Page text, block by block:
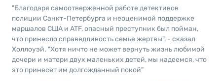
"Благодаря самоотверженной работе детективов
полиции Санкт-Петербурга и неоценимой поддержке
маршалов США и ATF, опасный преступник был пойман,
что принесло справедливость семье жертвы", - сказал
Холлоуэй. "Хотя ничто не может вернуть жизнь любимой
дочери и матери двух маленьких детей, мы надеемся, что
это принесет им долгожданный покой"